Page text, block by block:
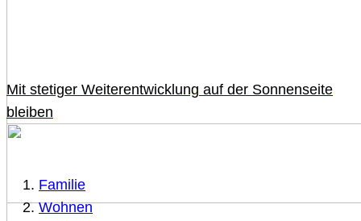
Mit stetiger Weiterentwicklung auf der Sonnenseite
bleiben
Familie
Wohnen